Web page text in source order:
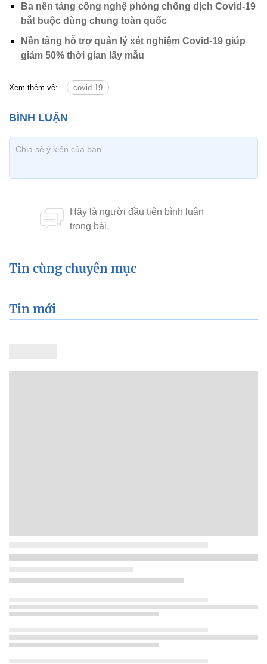
Ba nền tảng công nghệ phòng chống dịch Covid-19
bắt buộc dùng chung toàn quốc
Nền tảng hỗ trợ quản lý xét nghiệm Covid-19 giúp
giảm 50% thời gian lấy mẫu
Xem thêm về: covid-19
Tin cùng chuyên mục
Tin mới